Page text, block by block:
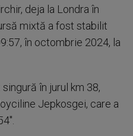
deja la Londra în
mixtă a fost stabilit
în octombrie 2024, la
în jurul km 38,
Jepkosgei, care a